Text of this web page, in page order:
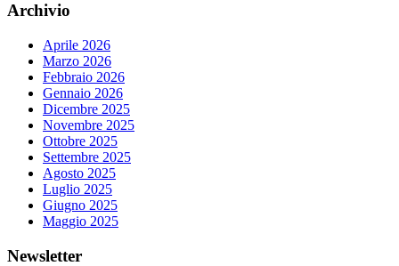
Archivio
Aprile 2026
Marzo 2026
Febbraio 2026
Gennaio 2026
Dicembre 2025
Novembre 2025
Ottobre 2025
Settembre 2025
Agosto 2025
Luglio 2025
Giugno 2025
Maggio 2025
Newsletter